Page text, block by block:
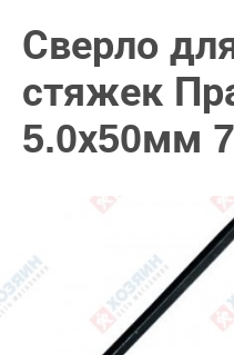
Сверло
стяжек
5.0х50мм